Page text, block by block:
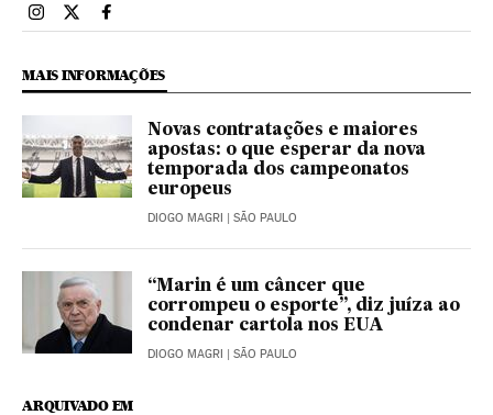
Esportes El País Brasil en Instagram
Esportes El País Brasil en Twitter
Esportes El País Brasil en Facebook
MAIS INFORMAÇÕES
Novas contratações e maiores
apostas: o que esperar da nova
temporada dos campeonatos
europeus
DIOGO MAGRI | SÃO PAULO
“Marin é um câncer que
corrompeu o esporte”, diz juíza ao
condenar cartola nos EUA
DIOGO MAGRI | SÃO PAULO
ARQUIVADO EM